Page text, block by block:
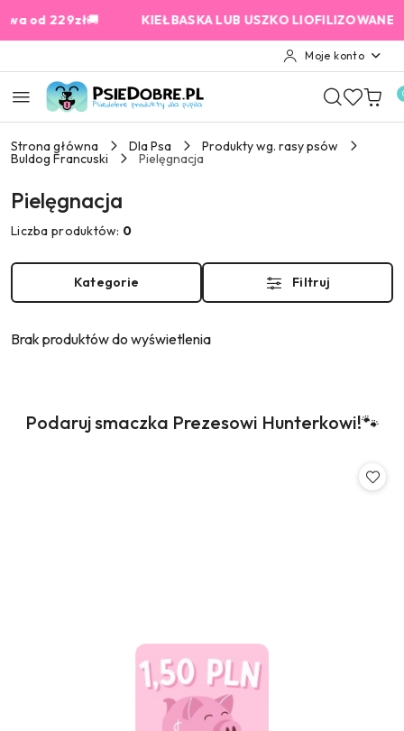
Przejdź do treści głównej
Przejdź do wyszukiwarki
Przejdź do moje konto
Przejdź do menu głównego
Przejdź do stopki
229zł🚚 KIEŁBASKA LUB USZKO LIOFILIZOWANE od
Moje konto
Strona główna Dla Psa Produkty wg. rasy psów
Buldog Francuski Pielęgnacja
Pielęgnacja
Liczba produktów: 0
Kategorie Filtruj
Brak produktów do wyświetlenia
Pomiń karuzelę produktów
Produkty
Podaruj smaczka Prezesowi Hunterkowi!🐾